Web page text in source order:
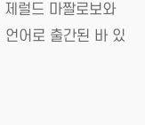
럴드 마짤로보와
언어로 출간된 바 있